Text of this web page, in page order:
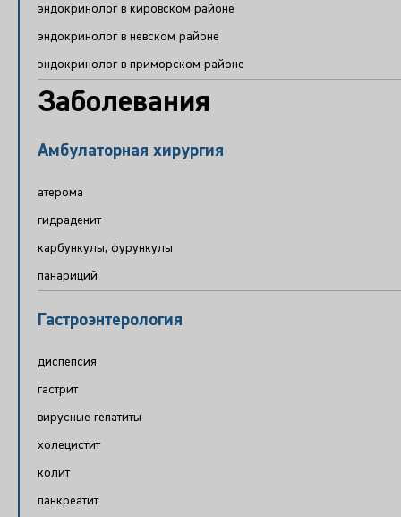
эндокринолог в кировском районе
эндокринолог в невском районе
эндокринолог в приморском районе
Заболевания
Амбулаторная хирургия
атерома
гидраденит
карбункулы, фурункулы
панариций
Гастроэнтерология
диспепсия
гастрит
вирусные гепатиты
холецистит
колит
панкреатит